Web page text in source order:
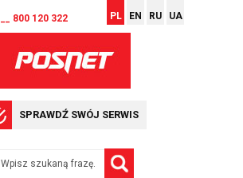
__ 800 120 322 PL EN RU UA
SPRAWDŹ SWÓJ SERWIS